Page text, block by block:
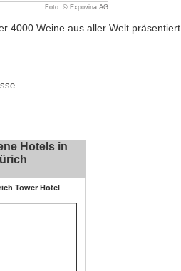
Foto: © Expovina AG
4000 Weine aus aller Welt präsentiert.
Hotels in
Tower Hotel